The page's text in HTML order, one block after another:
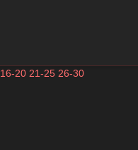
16-20 21-25 26-30